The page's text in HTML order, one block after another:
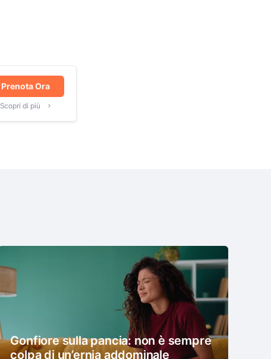
Prenota Ora
Scopri di più
Gonfiore sulla pancia: non è sempre
colpa di un’ernia addominale